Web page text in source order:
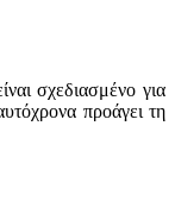
σχεδιασμένο για
προάγει τη